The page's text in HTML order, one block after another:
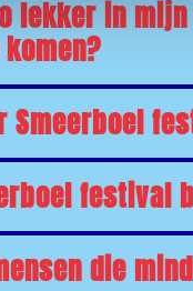
lekker in
festival
die